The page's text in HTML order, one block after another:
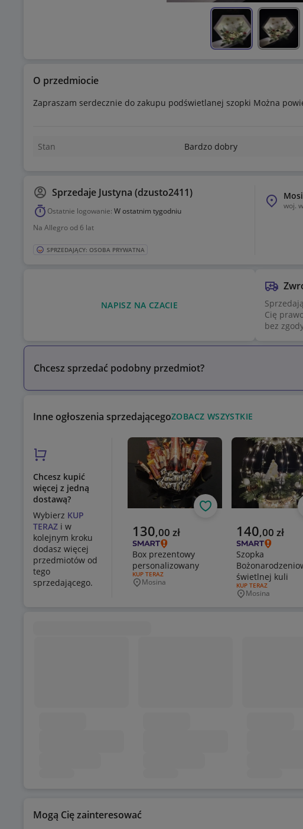
O przedmiocie
Zapraszam serdecznie do zakupu podświetlanej szopki Można
Stan Bardzo dobry
Sprzedaje Justyna (dzusto2411)
Ostatnie logowanie: W ostatnim tygodniu
Na Allegro od 6 lat
SPRZEDAJĄCY: OSOBA PRYWATNA
woj.
NAPISZ NA CZACIE
Cię
bez
Inne ogłoszenia sprzedającegoZOBACZ WSZYSTKIE
Chcesz kupić
więcej z jedną
dostawą?
Wybierz KUP
TERAZ i w
kolejnym kroku
dodasz więcej
przedmiotów od
tego
sprzedającego.
Aktualna cena
130,00 zł
Box prezentowy
personalizowany
RODZAJ OFERTY:
KUP TERAZ
Miejscowość
Mosina
Obserwuj
Aktualna cena
140,00 zł
Szopka
świetlnej kuli
RODZAJ OFERTY:
KUP TERAZ
Miejscowość
Mosina
Mogą Cię zainteresować
Chcesz sprzedać podobny przedmiot?